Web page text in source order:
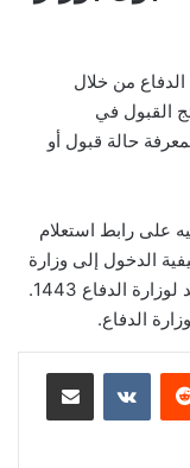
الدفاع من خلال
القبول في
حالة قبول أو
على رابط استعلام
استعرضنا كيفية الدخول إلى وزارة
الدفاع السعودية وطريقة تقديم القبول الموحد لوزارة الدفاع 1443.
الدفاع.
مشاركة عبر البريد